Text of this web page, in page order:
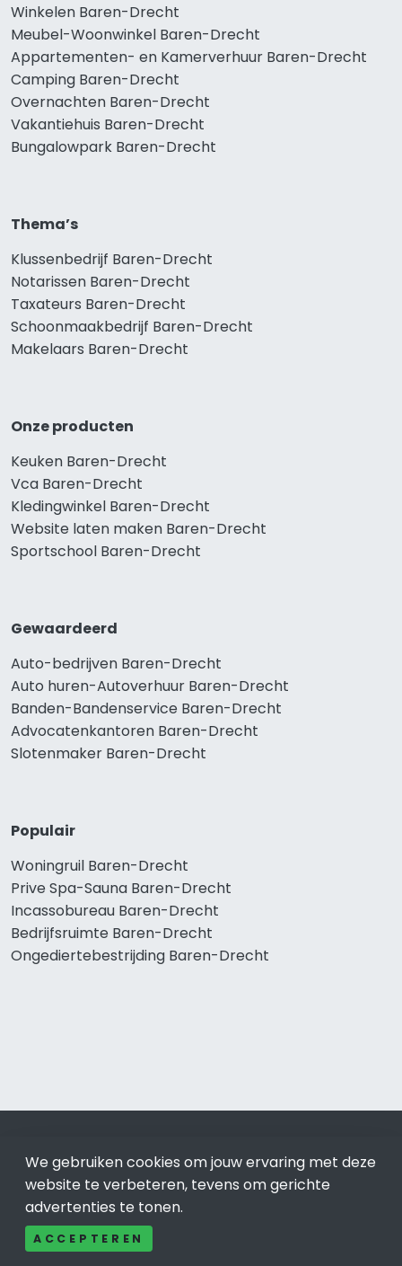
Winkelen Baren-Drecht
Meubel-Woonwinkel Baren-Drecht
Appartementen- en Kamerverhuur Baren-Drecht
Camping Baren-Drecht
Overnachten Baren-Drecht
Vakantiehuis Baren-Drecht
Bungalowpark Baren-Drecht
Thema’s
Klussenbedrijf Baren-Drecht
Notarissen Baren-Drecht
Taxateurs Baren-Drecht
Schoonmaakbedrijf Baren-Drecht
Makelaars Baren-Drecht
Onze producten
Keuken Baren-Drecht
Vca Baren-Drecht
Kledingwinkel Baren-Drecht
Website laten maken Baren-Drecht
Sportschool Baren-Drecht
Gewaardeerd
Auto-bedrijven Baren-Drecht
Auto huren-Autoverhuur Baren-Drecht
Banden-Bandenservice Baren-Drecht
Advocatenkantoren Baren-Drecht
Slotenmaker Baren-Drecht
Populair
Woningruil Baren-Drecht
Prive Spa-Sauna Baren-Drecht
Incassobureau Baren-Drecht
Bedrijfsruimte Baren-Drecht
Ongediertebestrijding Baren-Drecht
Internet. Betaal alleen voor bewezen resultaten?SEO
optimalisatie No Cure No Pay.Baren-Drechtis onderdeel
van Lion Internet.
We gebruiken cookies om jouw ervaring met deze
website te verbeteren, tevens om gerichte
advertenties te tonen.
ACCEPTEREN